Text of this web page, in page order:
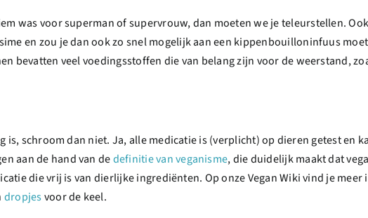
was voor superman of supervrouw, dan moeten we je teleurstellen.
en zou je dan ook zo snel mogelijk aan een kippenbouilloninfuus
bevatten veel voedingsstoffen die van belang zijn voor de weerstand,
is, schroom dan niet. Ja, alle medicatie is (verplicht) op dieren getest en
aan de hand van dedefinitie van veganisme, die duidelijk maakt dat
die vrij is van dierlijke ingrediënten. Op onze Vegan Wiki vind je meer
dropjesvoor de keel.